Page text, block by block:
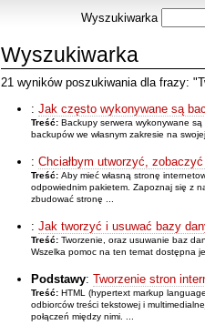
Wyszukiwarka
Wyszukiwarka
21 wyników poszukiwania dla frazy:
: Jak często wykonywane są
Treść: Backupy serwera wykonywane
backupów we własnym zakresie na
: Chciałbym utworzyć,
Treść: Aby mieć własną stronę
odpowiednim pakietem. Zapoznaj się z
zbudować stronę ...
: Jak tworzyć i usuwać bazy
Treść: Tworzenie, oraz usuwanie baz
Wszelka pomoc na ten temat dostępna
Podstawy: Tworzenie stron
Treść: HTML (hypertext markup
odbiorców treści tekstowej i
połączeń między nimi. ...